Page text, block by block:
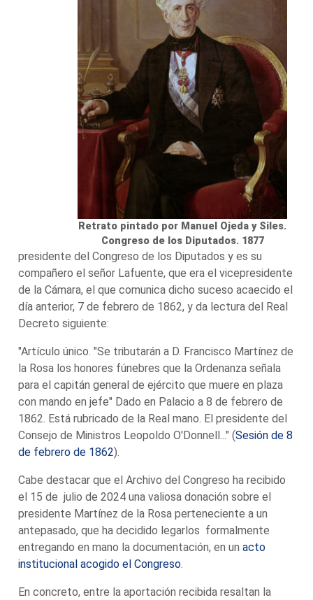
Retrato pintado por Manuel Ojeda y Siles.
Congreso de los Diputados. 1877
presidente del Congreso de los Diputados y es su
compañero el señor Lafuente, que era el vicepresidente
de la Cámara, el que comunica dicho suceso acaecido el
día anterior, 7 de febrero de 1862, y da lectura del Real
Decreto siguiente:
"Artículo único. "Se tributarán a D. Francisco Martínez de
la Rosa los honores fúnebres que la Ordenanza señala
para el capitán general de ejército que muere en plaza
con mando en jefe" Dado en Palacio a 8 de febrero de
1862. Está rubricado de la Real mano. El presidente del
Consejo de Ministros Leopoldo O'Donnell..." (Sesión de 8
de febrero de 1862).
Cabe destacar que el Archivo del Congreso ha recibido
el 15 de julio de 2024 una valiosa donación sobre el
presidente Martínez de la Rosa perteneciente a un
antepasado, que ha decidido legarlos formalmente
entregando en mano la documentación, en unacto
institucional acogido el Congreso.
En concreto, entre la aportación recibida resaltan la